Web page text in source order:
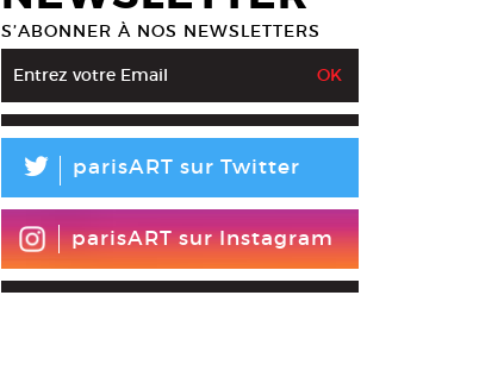
S’ABONNER À NOS NEWSLETTERS
L parisART sur Twitter
parisART sur Instagram